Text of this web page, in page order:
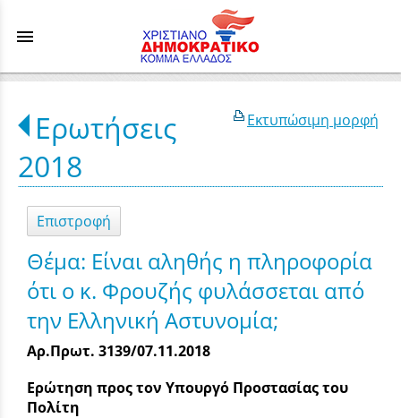
menu
Εκτυπώσιμη μορφή
Ερωτήσεις
2018
Επιστροφή
Θέμα: Είναι αληθής η πληροφορία
ότι ο κ. Φρουζής φυλάσσεται από
την Ελληνική Αστυνομία;
Αρ.Πρωτ. 3139/07.11.2018
Ερώτηση προς τον Υπουργό Προστασίας του
Πολίτη